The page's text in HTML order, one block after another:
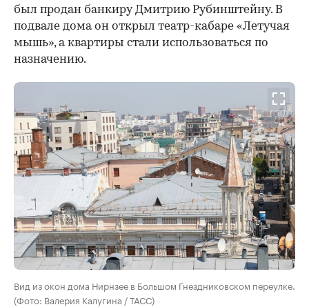
был продан банкиру Дмитрию Рубинштейну. В
подвале дома он открыл театр-кабаре «Летучая
мышь», а квартиры стали использоваться по
назначению.
Вид из окон дома Нирнзее в Большом Гнездниковском переулке.
(Фото: Валерия Калугина / ТАСС)